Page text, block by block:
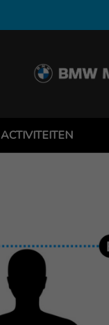
ACTIVITEITEN